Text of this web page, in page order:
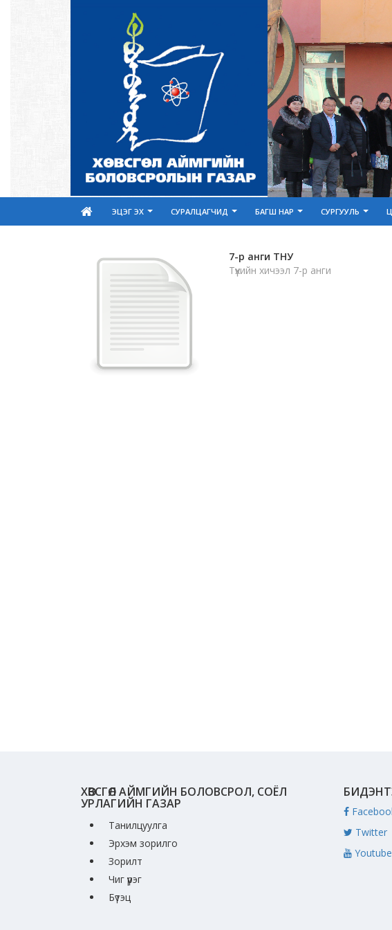
ЭЦЭГ ЭХ СУРАЛЦАГЧИД БАГШ НАР СУРГУУЛЬ
7-р анги ТНУ
Түүхийн хичээл 7-р анги
ХӨВСГӨЛ АЙМГИЙН БОЛОВСРОЛ, СОЁЛ
УРЛАГИЙН ГАЗАР
Танилцуулга
Эрхэм зорилго
Зорилт
Чиг үүрэг
Бүтэц
Twitter
Youtube